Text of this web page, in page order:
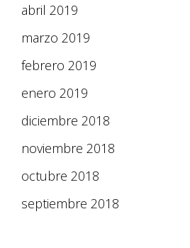
abril 2019
marzo 2019
febrero 2019
enero 2019
diciembre 2018
noviembre 2018
octubre 2018
septiembre 2018